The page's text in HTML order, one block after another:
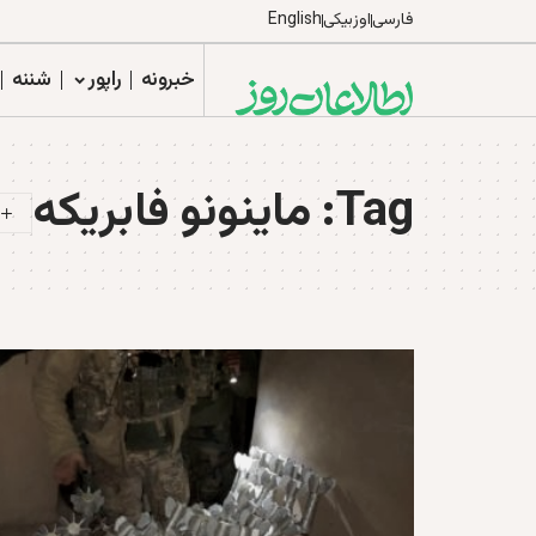
فارسیاوزبیکیEnglish
خبرونه راپور شننه
Tag: ماینونو فابریکه